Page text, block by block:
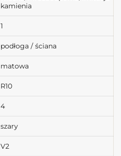
kamienia
1
podłoga / ściana
matowa
R10
4
szary
V2